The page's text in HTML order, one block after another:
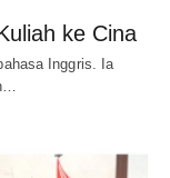
ke Cina
Inggris. Ia